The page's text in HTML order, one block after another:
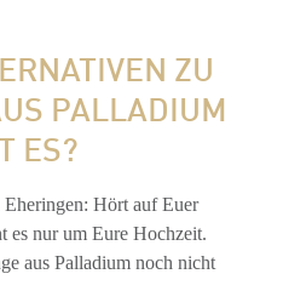
ZU
PALLADIUM
ES?
Hört auf Euer
es nur um Eure Hochzeit.
aus Palladium noch nicht